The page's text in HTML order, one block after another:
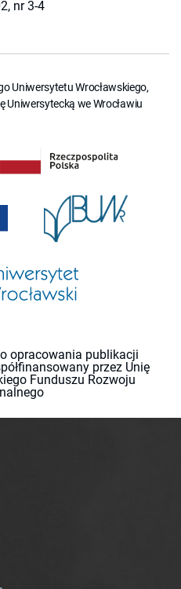
nr 3-4
Uniwersytetu Wrocławskiego,
Uniwersytecką we Wrocławiu
opracowania publikacji
przez Unię
Funduszu Rozwoju